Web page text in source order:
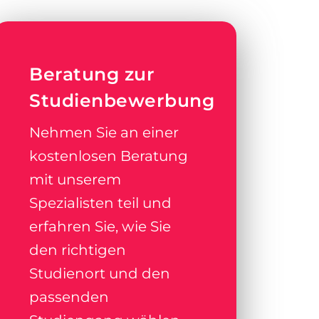
Beratung zur
Studienbewerbung
Nehmen Sie an einer
kostenlosen Beratung
mit unserem
Spezialisten teil und
erfahren Sie, wie Sie
den richtigen
Studienort und den
passenden